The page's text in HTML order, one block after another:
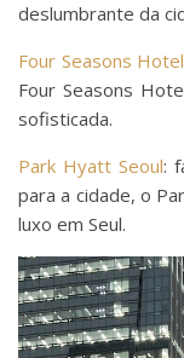
deslumbrante da
Four Seasons
Four Seasons
sofisticada.
Park Hyatt Seoul:
para a cidade, o
luxo em Seul.